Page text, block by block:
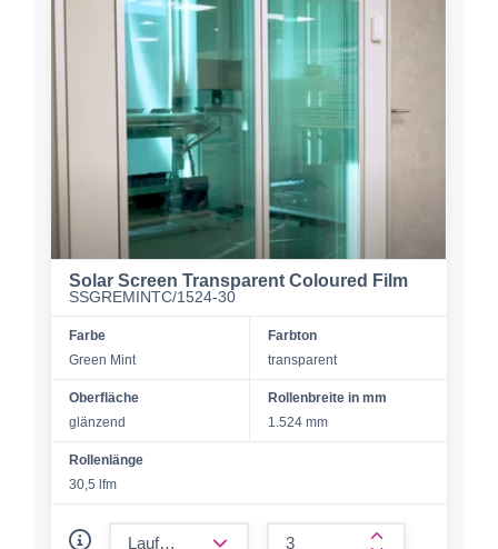
Solar Screen Transparent Coloured Film
SSGREMINTC/1524-30
Farbe
Green Mint
Farbton
transparent
Oberfläche
glänzend
Rollenbreite in mm
1.524 mm
Rollenlänge
30,5 lfm